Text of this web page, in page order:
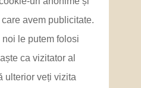
avem publicitate.
le putem folosi
ca vizitator al
ulterior veți vizita